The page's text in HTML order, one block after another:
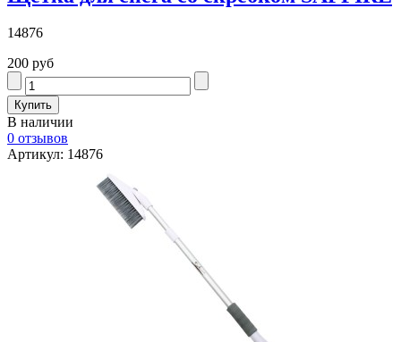
14876
200 руб
В наличии
0 отзывов
Артикул: 14876